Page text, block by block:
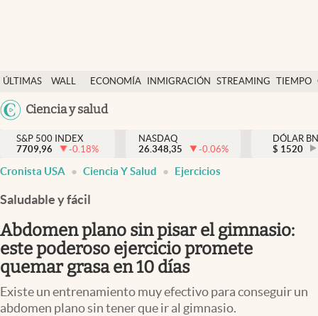
ÚLTIMAS
NOTICIAS
WALL
DÓLAR
ECONOMÍA INMIGRACIÓN STREAMING TIEMPO
México
Ciencia y salud
Finanzas y economía
Wall Street y dólar
Inmigración
Espiritual
Streaming
PC y mobile
S&P 500 INDEX
7709,96
-0.18%
NASDAQ
26.348,35
-0.06%
DÓLAR
$ 1520
Cronista USA Ciencia Y Salud Ejercicios
Saludable y fácil
Abdomen plano sin pisar el gimnasio:
este poderoso ejercicio promete
quemar grasa en 10 días
Existe un entrenamiento muy efectivo para conseguir un
abdomen plano sin tener que ir al gimnasio.